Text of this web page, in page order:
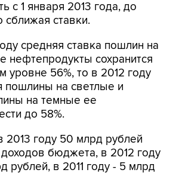
с 1 января 2013 года, до
сближая ставки.
средняя ставка пошлин на
нефтепродукты сохранится
уровне 56%, то в 2012 году
пошлины на светлые и
на темные ее
до 58%.
2013 году 50 млрд рублей
бюджета, в 2012 году
рублей, в 2011 году - 5 млрд